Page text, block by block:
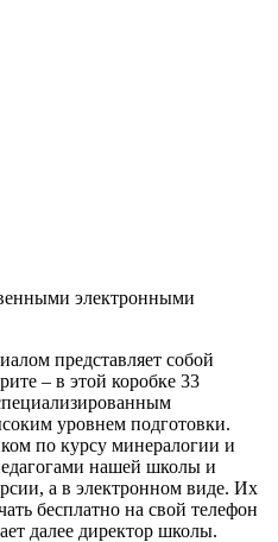
электронными
представляет собой
– в этой коробке 33
уровнем подготовки.
по курсу минералогии и
нашей школы и
а в электронном виде. Их
бесплатно на свой телефон
далее директор школы.